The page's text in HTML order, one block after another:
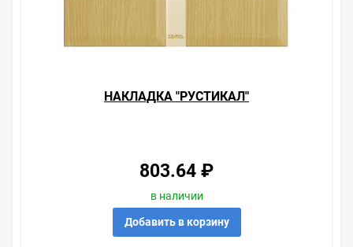
НАКЛАДКА "РУСТИКАЛ"
803.64 ₽
в наличии
Добавить в корзину